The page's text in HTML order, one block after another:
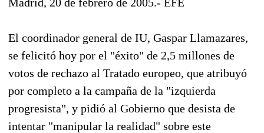
El coordinador general de IU, Gaspar Llamazares,
se felicitó hoy por el "éxito" de 2,5 millones de
votos de rechazo al Tratado europeo, que atribuyó
por completo a la campaña de la "izquierda
progresista", y pidió al Gobierno que desista de
intentar "manipular la realidad" sobre este